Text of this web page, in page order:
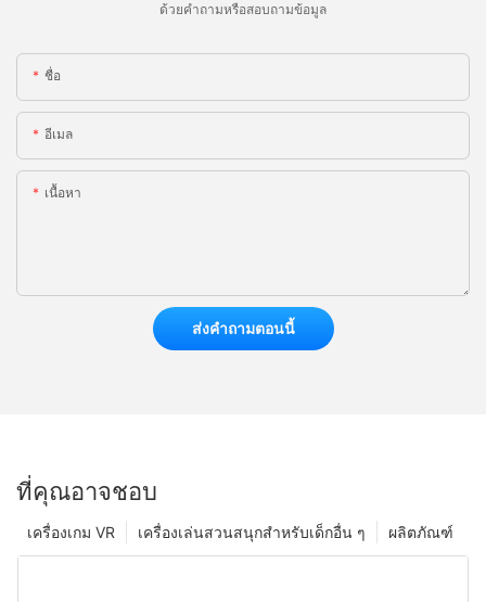
ด้วยคำถามหรือสอบถามข้อมูล
ชื่อ
อีเมล
เนื้อหา
ส่งคำถามตอนนี้
ที่คุณอาจชอบ
ผลิตภัณฑ์
เครื่องเล่นสวนสนุกสำหรับเด็กอื่น ๆ
เครื่องเกม VR